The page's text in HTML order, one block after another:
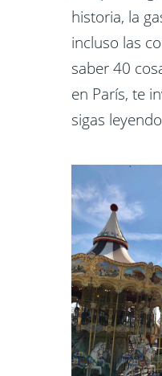
historia, la
incluso las
saber 40
en París, te
sigas